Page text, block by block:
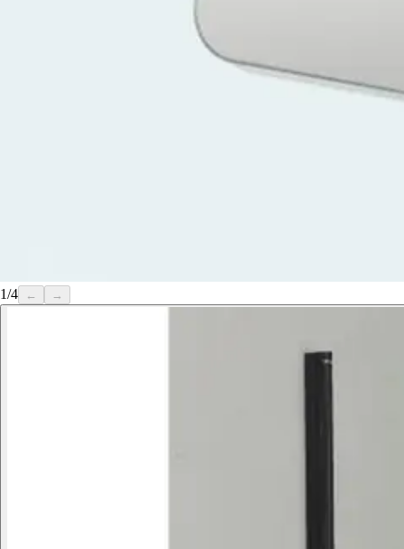
1/4 ← →